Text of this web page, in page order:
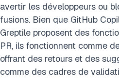
avertir les développeurs ou
fusions. Bien que GitHub
Greptile proposent des
PR, ils fonctionnent comme
offrant des retours et des
comme des cadres de